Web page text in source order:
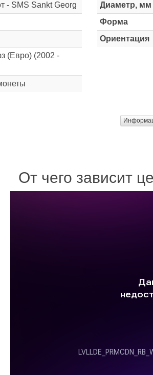
- SMS Sankt Georg
(Евро) (2002 -
Диаметр, мм
Форма
Ориентация
От чего зависит